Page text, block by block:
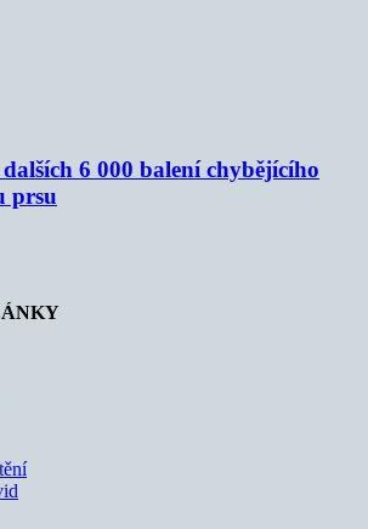
6 000 balení chybějícího
prsu